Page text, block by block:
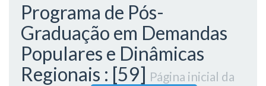
Programa de Pós-
Graduação em Demandas
Populares e Dinâmicas
Regionais : [59] Página inicial da